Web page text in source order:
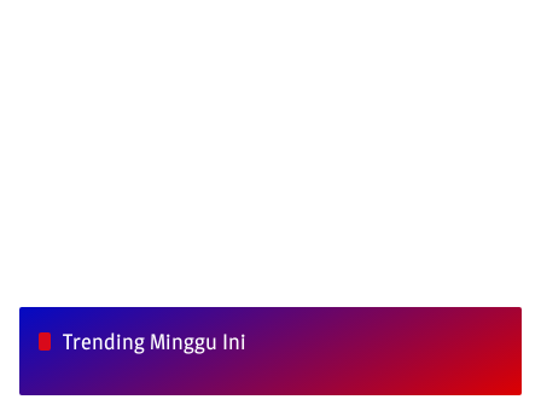
Trending Minggu Ini